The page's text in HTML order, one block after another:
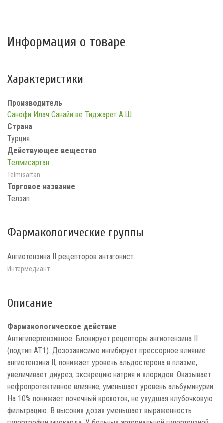
Информация о товаре
Характеристики
Производитель
Санофи Илач Санайи ве Тиджарет А.Ш.
Страна
Турция
Действующее вещество
Телмисартан
Telmisartan
Торговое название
Телзап
Фармакологические группы
Ангиотензина II рецепторов антагонист
Интермедиант
Описание
Фармакологическое действие
Антигипертензивное. Блокирует рецепторы ангиотензина II
(подтип АТ1). Дозозависимо ингибирует прессорное влияние
ангиотензина II, понижает уровень альдостерона в плазме,
увеличивает диурез, экскрецию натрия и хлоридов. Оказывает
нефропротективное влияние, уменьшает уровень альбуминурии.
На 10% понижает почечный кровоток, не ухудшая клубочковую
фильтрацию. В высоких дозах уменьшает выраженность